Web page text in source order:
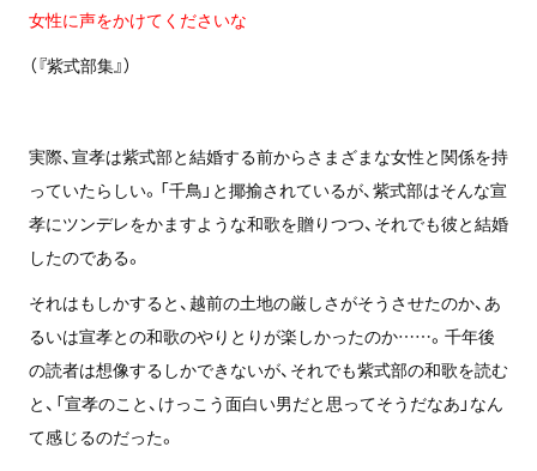
女性に声をかけてくださいな
（『紫式部集』）
実際、宣孝は紫式部と結婚する前からさまざまな女性と関係を持
っていたらしい。「千鳥」と揶揄されているが、紫式部はそんな宣
孝にツンデレをかますような和歌を贈りつつ、それでも彼と結婚
したのである。
それはもしかすると、越前の土地の厳しさがそうさせたのか、あ
るいは宣孝との和歌のやりとりが楽しかったのか……。千年後
の読者は想像するしかできないが、それでも紫式部の和歌を読む
と、「宣孝のこと、けっこう面白い男だと思ってそうだなあ」なん
て感じるのだった。